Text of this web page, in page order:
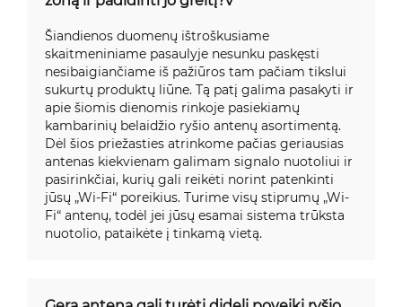
Šiandienos duomenų ištroškusiame
skaitmeniniame pasaulyje nesunku paskęsti
nesibaigiančiame iš pažiūros tam pačiam tikslui
sukurtų produktų liūne. Tą patį galima pasakyti ir
apie šiomis dienomis rinkoje pasiekiamų
kambarinių belaidžio ryšio antenų asortimentą.
Dėl šios priežasties atrinkome pačias geriausias
antenas kiekvienam galimam signalo nuotoliui ir
pasirinkčiai, kurių gali reikėti norint patenkinti
jūsų „Wi-Fi“ poreikius. Turime visų stiprumų „Wi-
Fi“ antenų, todėl jei jūsų esamai sistema trūksta
nuotolio, pataikėte į tinkamą vietą.